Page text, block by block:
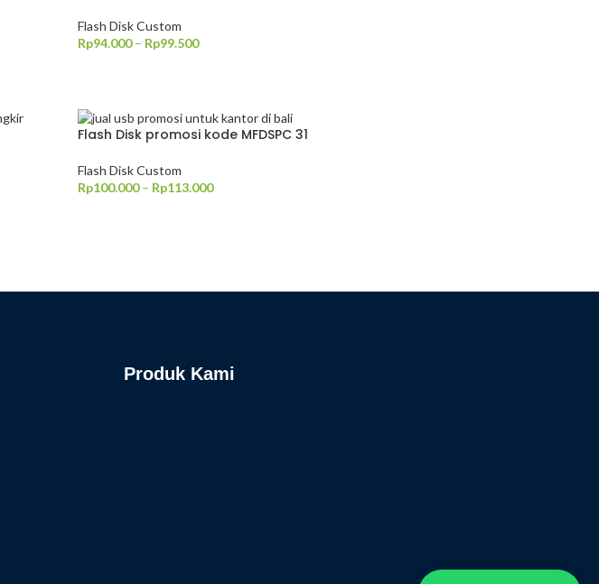
Flash Disk Custom
Rp94.000 – Rp99.500
Flash Disk promosi kode MFDSPC 31
Flash Disk Custom
Rp100.000 – Rp113.000
Produk Kami